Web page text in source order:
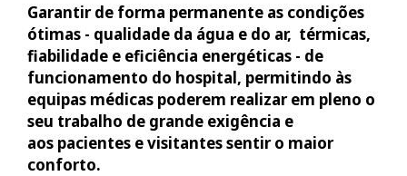
Garantir de forma permanente as condições
ótimas - qualidade da água e do ar, térmicas,
fiabilidade e eficiência energéticas - de
funcionamento do hospital, permitindo às
equipas médicas poderem realizar em pleno o
seu trabalho de grande exigência e
aos pacientes e visitantes sentir o maior
conforto.